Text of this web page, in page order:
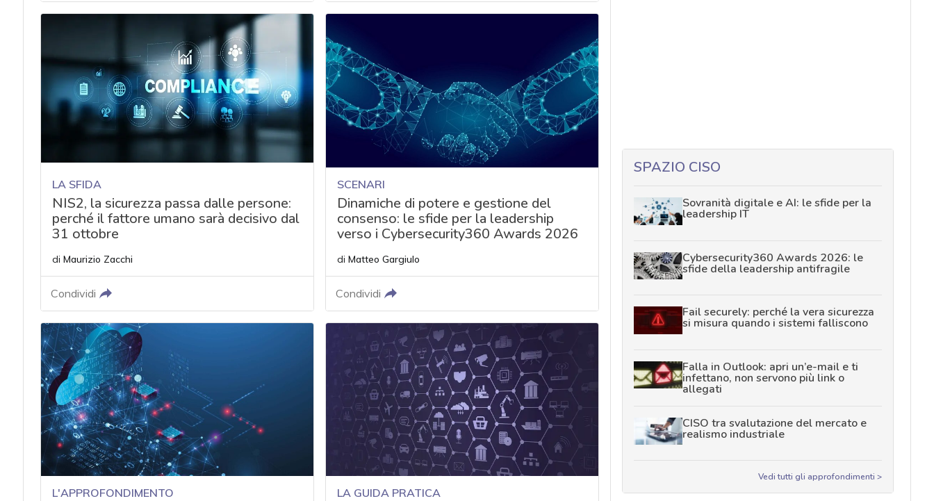
LA SFIDA
NIS2, la sicurezza passa dalle persone:
perché il fattore umano sarà decisivo dal
31 ottobre
di Maurizio Zacchi
Condividi
SCENARI
Dinamiche di potere e gestione del
consenso: le sfide per la leadership
verso i Cybersecurity360 Awards 2026
di Matteo Gargiulo
Condividi
L'APPROFONDIMENTO LA GUIDA PRATICA
SPAZIO CISO
Sovranità digitale e AI: le sfide per la
leadership IT
Cybersecurity360 Awards 2026: le
sfide della leadership antifragile
Fail securely: perché la vera sicurezza
si misura quando i sistemi falliscono
Falla in Outlook: apri un’e-mail e ti
infettano, non servono più link o
allegati
CISO tra svalutazione del mercato e
realismo industriale
Vedi tutti gli approfondimenti >